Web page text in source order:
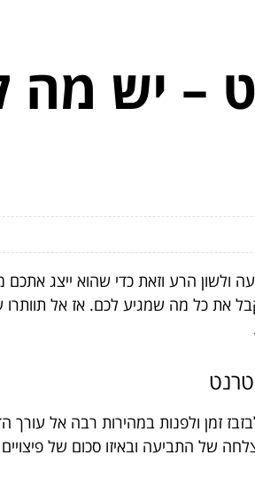
– יש
ולשון הרע וזאת כדי שהוא ייצג
כל מה שמגיע לכם. אז אל תוותרו
זמן ולפנות במהירות רבה אל עורך
של התביעה ובאיזו סכום של פיצויים